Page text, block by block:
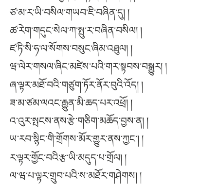
ཙ་མ་ར་ཡི་བསིལ་གཡབ་ཇི་བཞིན་དུ། །
ཚ་རེག་གདུང་སེལ་ཀ་སྤུ་ར་བཞིན་བསིལ། །
ཛ་ཏི་སི་ཧ་ལ་སོགས་བསུང་ཞིམ་འཐུལ། །
ཝ་ལེར་གསལ་ཞིང་མཛེས་པའི་གར་སྟབས་བསྒྱུར། །
ཞ་ལྟར་མཐོ་བའི་གཙུག་ཏོར་ནོར་བུའི་འོད། །
ཟ་མ་ཙམ་ལའང་རྒྱུན་མི་ཆད་པར་འཕྲོ། །
འ་འུར་སྤངས་ནས་རྩེ་གཅིག་མཆོད་བྱས་ན། །
ཡ་རབ་སྙིང་གི་གྲོགས་མོར་གྱུར་ནས་ཀྱང་། །
ར་ལྟར་གྱོང་བའི་རྩ་ཡི་མདུད་པ་གྲོལ། །
ལ་ཝ་པ་ལྟར་གྲུབ་པའི་ས་མཐོར་གཤེགས། །